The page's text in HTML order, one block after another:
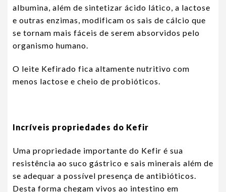
albumina, além de sintetizar ácido lático, a lactose
e outras enzimas, modificam os sais de cálcio que
se tornam mais fáceis de serem absorvidos pelo
organismo humano.
O leite Kefirado fica altamente nutritivo com
menos lactose e cheio de probióticos.
Incríveis propriedades do Kefir
Uma propriedade importante do Kefir é sua
resistência ao suco gástrico e sais minerais além de
se adequar a possível presença de antibióticos.
Desta forma chegam vivos ao intestino em